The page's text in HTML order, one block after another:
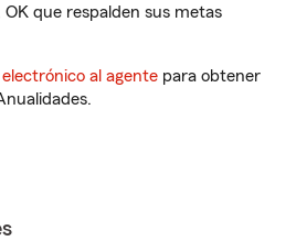
OK que respalden sus metas
al agente para obtener